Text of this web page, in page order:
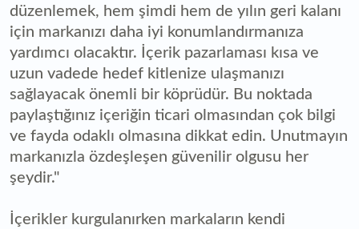
düzenlemek, hem şimdi hem de yılın geri kalanı
için markanızı daha iyi konumlandırmanıza
yardımcı olacaktır. İçerik pazarlaması kısa ve
uzun vadede hedef kitlenize ulaşmanızı
sağlayacak önemli bir köprüdür. Bu noktada
paylaştığınız içeriğin ticari olmasından çok bilgi
ve fayda odaklı olmasına dikkat edin. Unutmayın
markanızla özdeşleşen güvenilir olgusu her
şeydir."
İçerikler kurgulanırken markaların kendi